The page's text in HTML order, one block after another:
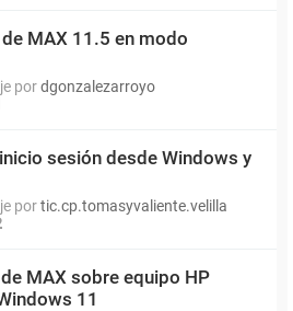
MAX 11.5 en modo
pordgonzalezarroyo
sesión desde Windows y
portic.cp.tomasyvaliente.velilla
MAX sobre equipo HP
11